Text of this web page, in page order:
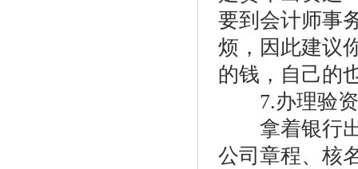
要到会计师事
烦，因此建议
的钱，自己的
7.办理验资
拿着银行出
公司章程、核